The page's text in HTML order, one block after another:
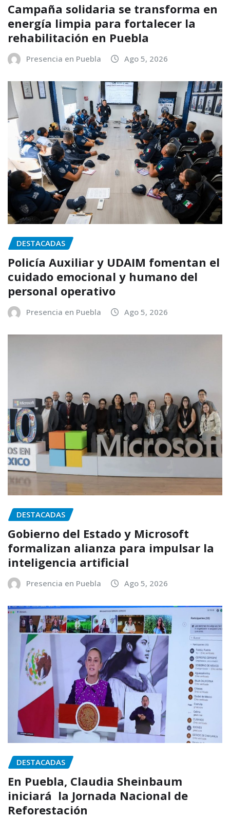
Campaña solidaria se transforma en
energía limpia para fortalecer la
rehabilitación en Puebla
Presencia en Puebla Ago 5, 2026
DESTACADAS
Policía Auxiliar y UDAIM fomentan el
cuidado emocional y humano del
personal operativo
Presencia en Puebla Ago 5, 2026
DESTACADAS
Gobierno del Estado y Microsoft
formalizan alianza para impulsar la
inteligencia artificial
Presencia en Puebla Ago 5, 2026
DESTACADAS
En Puebla, Claudia Sheinbaum
iniciará la Jornada Nacional de
Reforestación